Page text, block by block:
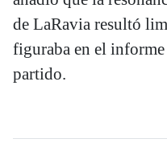
de LaRavia resultó
figuraba en el informe
partido.